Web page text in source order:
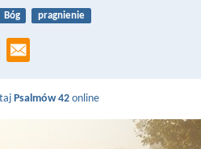
Bóg pragnienie
Psalmów 42 online